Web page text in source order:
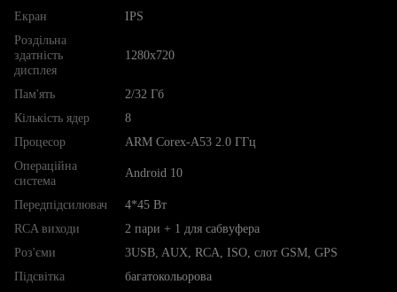
Екран
IPS
Роздільна
здатність
дисплея
1280х720
Пам'ять
2/32 Гб
Кількість ядер
8
Процесор
ARM Corex-A53 2.0 ГГц
Операційна
система
Android 10
Передпідсилювач
4*45 Вт
RCA виходи
2 пари + 1 для сабвуфера
Роз'єми
3USB, AUX, RCA, ISO, слот GSM, GPS
Підсвітка
багатокольорова